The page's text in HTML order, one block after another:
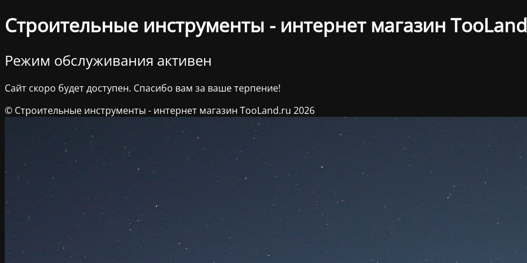
Строительные инструменты - интернет магазин
Режим обслуживания активен
Сайт скоро будет доступен. Спасибо вам за ваше терпение!
© Строительные инструменты - интернет магазин TooLand.ru 2026